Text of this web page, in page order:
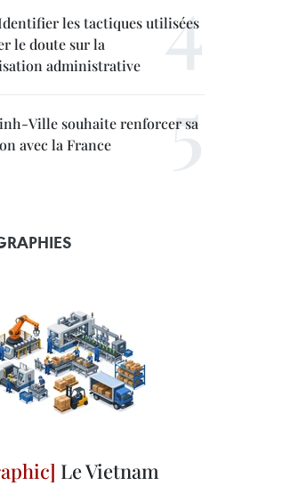
les tactiques utilisées
le doute sur la
administrative
Ville souhaite renforcer sa
avec la France
Le Vietnam